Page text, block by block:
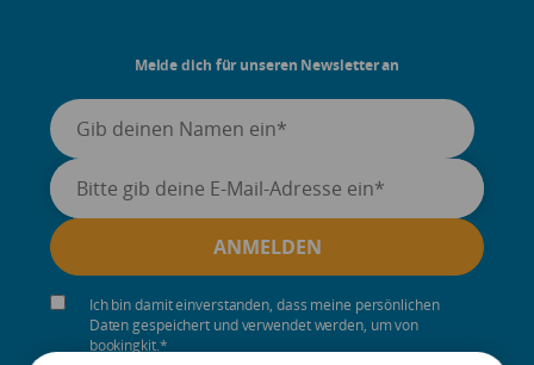
Melde dich für unseren Newsletter an
Ich bin damit einverstanden, dass meine persönlichen
Daten gespeichert und verwendet werden, um von
bookingkit.*